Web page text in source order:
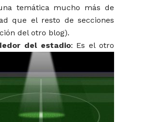
temática mucho más de
que el resto de secciones
del otro blog).
del estadio: Es el otro